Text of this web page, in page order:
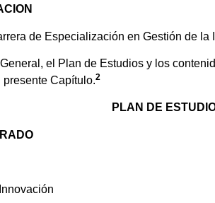
de Especialización en Gestión de
el Plan de Estudios y los
Capítulo.2
PLAN DE